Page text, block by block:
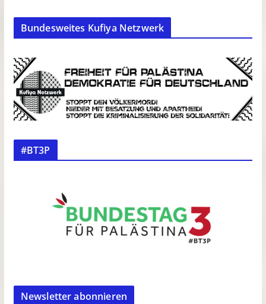
Bundesweites Kufiya Netzwerk
#BT3P
Newsletter abonnieren